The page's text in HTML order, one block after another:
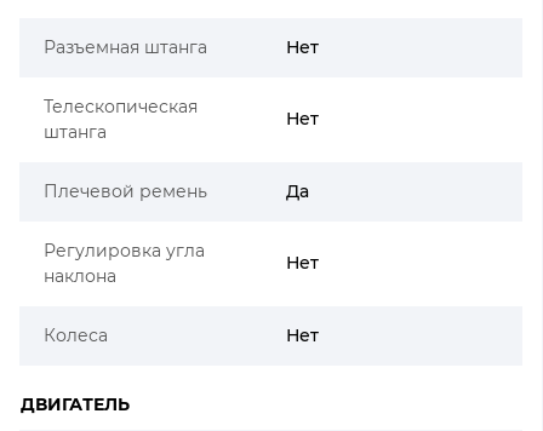
Разъемная штанга Нет
Телескопическая
штанга
Нет
Плечевой ремень Да
Регулировка угла
наклона
Нет
Колеса Нет
ДВИГАТЕЛЬ